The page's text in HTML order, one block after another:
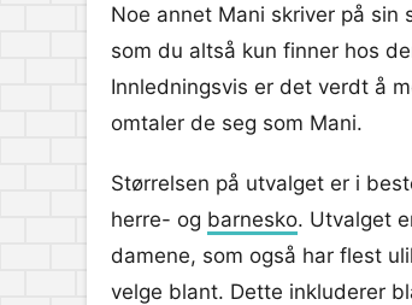
Noe annet Mani skriver på
som du altså kun finner hos
Innledningsvis er det verdt å
omtaler de seg som Mani.
Størrelsen på utvalget er i
herre- og barnesko. Utvalget
damene, som også har flest
velge blant. Dette inkluderer